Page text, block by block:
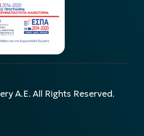
A.E. All Rights Reserved.